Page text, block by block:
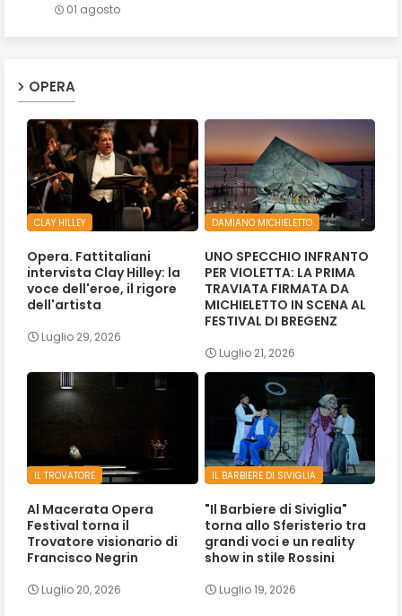
01 agosto
OPERA
CLAY HILLEY
Opera. Fattitaliani
intervista Clay Hilley: la
voce dell'eroe, il rigore
dell'artista
Luglio 29, 2026
DAMIANO MICHIELETTO
UNO SPECCHIO INFRANTO
PER VIOLETTA: LA PRIMA
TRAVIATA FIRMATA DA
MICHIELETTO IN SCENA AL
FESTIVAL DI BREGENZ
Luglio 21, 2026
IL TROVATORE
Al Macerata Opera
Festival torna il
Trovatore visionario di
Francisco Negrin
Luglio 20, 2026
IL BARBIERE DI SIVIGLIA
"Il Barbiere di Siviglia"
torna allo Sferisterio tra
grandi voci e un reality
show in stile Rossini
Luglio 19, 2026